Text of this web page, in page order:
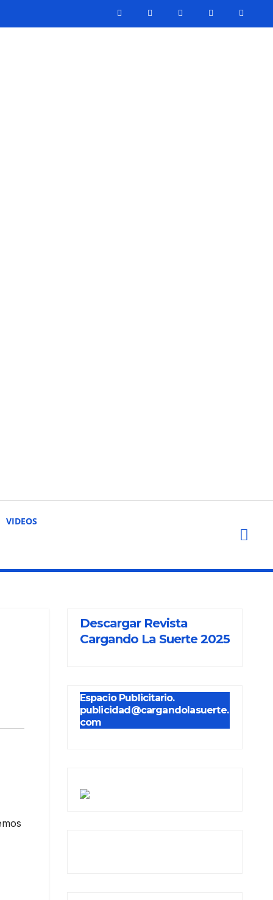
VIDEOS
Descargar Revista
Cargando La Suerte 2025
Espacio Publicitario.
publicidad@cargandolasuerte.
com